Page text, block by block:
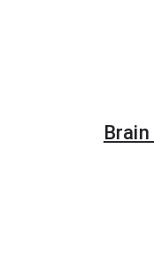
Brain